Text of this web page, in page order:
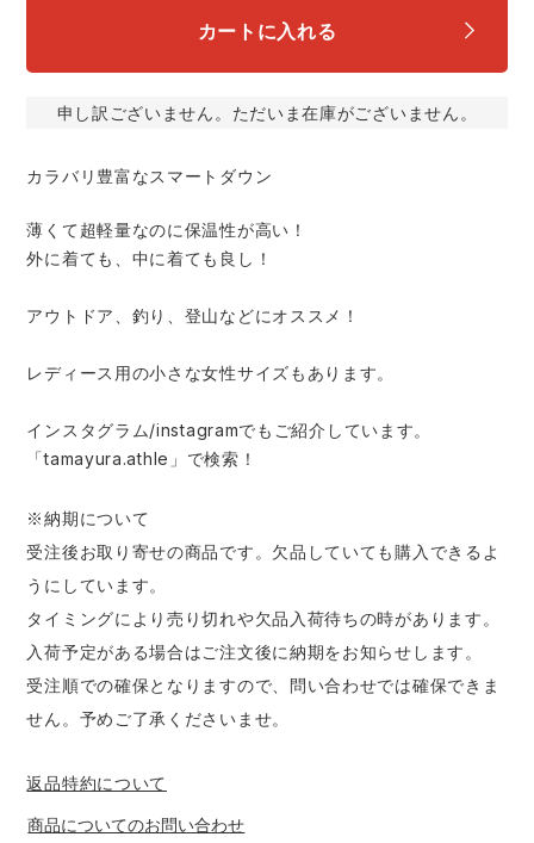
カートに入れる
申し訳ございません。ただいま在庫がございません。
カラバリ豊富なスマートダウン
薄くて超軽量なのに保温性が高い！
外に着ても、中に着ても良し！
アウトドア、釣り、登山などにオススメ！
レディース用の小さな女性サイズもあります。
インスタグラム/instagramでもご紹介しています。
「tamayura.athle」で検索！
※納期について
受注後お取り寄せの商品です。欠品していても購入できるよ
うにしています。
タイミングにより売り切れや欠品入荷待ちの時があります。
入荷予定がある場合はご注文後に納期をお知らせします。
受注順での確保となりますので、問い合わせでは確保できま
せん。予めご了承くださいませ。
返品特約について
商品についてのお問い合わせ